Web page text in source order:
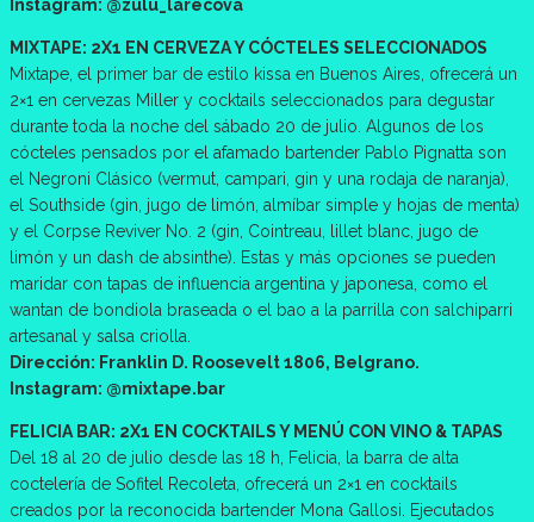
Instagram: @zulu_larecova
MIXTAPE: 2X1 EN CERVEZA Y CÓCTELES SELECCIONADOS
Mixtape, el primer bar de estilo kissa en Buenos Aires, ofrecerá un
2×1 en cervezas Miller y cocktails seleccionados para degustar
durante toda la noche del sábado 20 de julio. Algunos de los
cócteles pensados por el afamado bartender Pablo Pignatta son
el Negroni Clásico (vermut, campari, gin y una rodaja de naranja),
el Southside (gin, jugo de limón, almíbar simple y hojas de menta)
y el Corpse Reviver No. 2 (gin, Cointreau, lillet blanc, jugo de
limón y un dash de absinthe). Estas y más opciones se pueden
maridar con tapas de influencia argentina y japonesa, como el
wantan de bondiola braseada o el bao a la parrilla con salchiparri
artesanal y salsa criolla.
Dirección: Franklin D. Roosevelt 1806, Belgrano.
Instagram: @mixtape.bar
FELICIA BAR: 2X1 EN COCKTAILS Y MENÚ CON VINO & TAPAS
Del 18 al 20 de julio desde las 18 h, Felicia, la barra de alta
coctelería de Sofitel Recoleta, ofrecerá un 2×1 en cocktails
creados por la reconocida bartender Mona Gallosi. Ejecutados